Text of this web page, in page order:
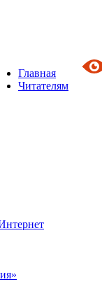
Главная
Читателям